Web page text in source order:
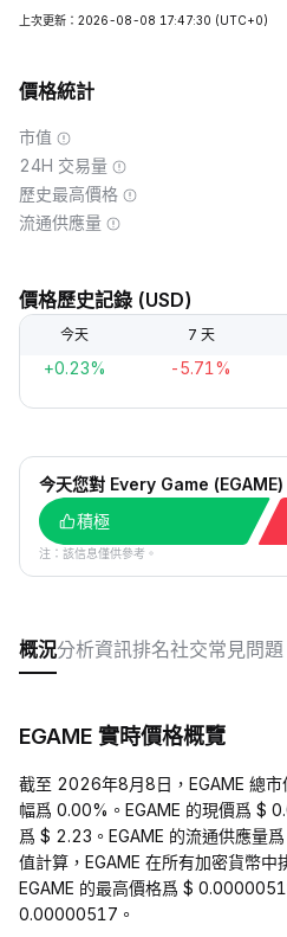
上次更新：2026-08-08 17:47:30 (UTC+0)
價格統計
市值
24H 交易量
歷史最高價格
流通供應量
價格歷史記錄 (USD)
今天 7 天
+0.23% -5.71%
今天您對 Every Game (EGAME)
積極
注：該信息僅供參考。
概況分析資訊排名社交常見問題
EGAME 實時價格概覽
截至 2026年8月8日，EGAME 總
幅爲 0.00%。EGAME 的現價爲 $
爲 $ 2.23。EGAME 的流通供應量
值計算，EGAME 在所有加密貨幣
EGAME 的最高價格爲 $
0.00000517。